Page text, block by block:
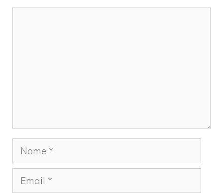
Nome
Email